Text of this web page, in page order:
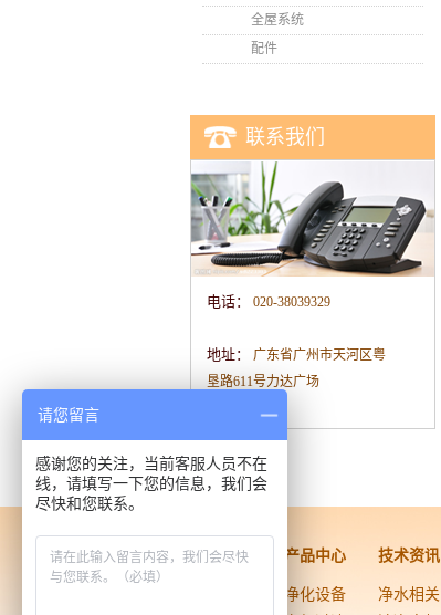
全屋系统
配件
联系我们
电话： 020-38039329
地址：
广东省广州市天河区粤
垦路611号力达广场
洁净工程 产品中心
净化设备
技术资讯
净水相关
请您留言
感谢您的关注，当前客服人员不在
线，请填写一下您的信息，我们会
尽快和您联系。